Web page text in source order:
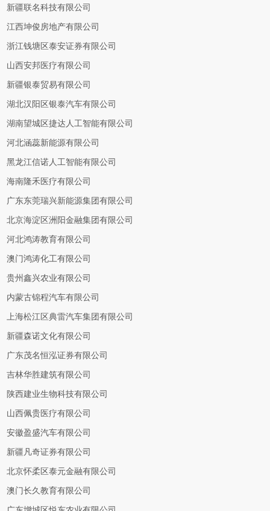
新疆联名科技有限公司
江西坤俊房地产有限公司
浙江钱塘区泰安证券有限公司
山西安邦医疗有限公司
新疆银泰贸易有限公司
湖北汉阳区银泰汽车有限公司
湖南望城区捷达人工智能有限公司
河北涵蕊新能源有限公司
黑龙江信诺人工智能有限公司
海南隆禾医疗有限公司
广东东莞瑞兴新能源集团有限公司
北京海淀区洲阳金融集团有限公司
河北鸿涛教育有限公司
澳门鸿涛化工有限公司
贵州鑫兴农业有限公司
内蒙古锦程汽车有限公司
上海松江区典雷汽车集团有限公司
新疆森诺文化有限公司
广东茂名恒泓证券有限公司
吉林华胜建筑有限公司
陕西建业生物科技有限公司
山西佩贵医疗有限公司
安徽盈盛汽车有限公司
新疆凡奇证券有限公司
北京怀柔区泰元金融有限公司
澳门长久教育有限公司